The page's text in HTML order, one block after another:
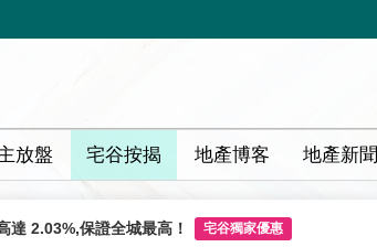
放盤 宅谷按揭 地產博客 地產新聞
達 2.03%,保證全城最高！ 宅谷獨家優惠